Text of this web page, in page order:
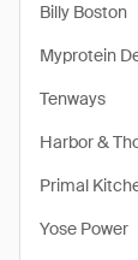
Billy Boston
Myprotein
Tenways
Harbor &
Primal
Yose Power